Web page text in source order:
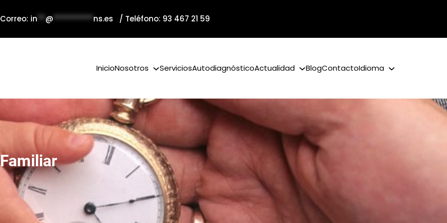
in**@**********ns.es / Teléfono: 93 467 21 59
InicioNosotros ServiciosAutodiagnósticoActualidad BlogContactoIdioma